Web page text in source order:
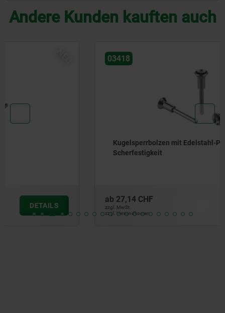
Andere Kunden kauften auch
Kugelsperrbolzen mit Edelstahl-Pilzgriff und hoher
ab
zzgl. MwSt.
zzgl. Versandkosten